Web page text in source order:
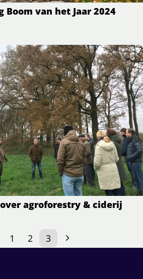
van het Jaar 2024
agroforestry & ciderij
1 2 3